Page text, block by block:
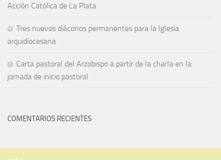
Acción Católica de La Plata
Tres nuevos diáconos permanentes para la Iglesia
arquidiocesana
Carta pastoral del Arzobispo a partir de la charla en la
jornada de inicio pastoral
COMENTARIOS RECIENTES